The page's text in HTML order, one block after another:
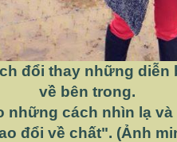
đổi thay những
về bên trong.
những cách nhìn lạ
đổi về chất". (Ảnh